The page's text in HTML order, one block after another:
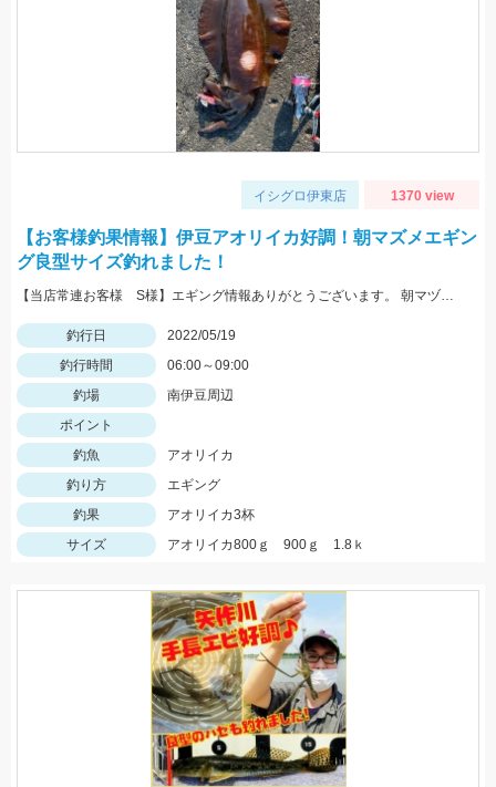
イシグロ伊東店 1370 view
【お客様釣果情報】伊豆アオリイカ好調！朝マズメエギン
グ良型サイズ釣れました！
【当店常連お客様 S様】エギング情報ありがとうございます。 朝マヅメの時間帯３杯立て続けに、1.8㌔・800ｇ・900ｇが釣れました！ 1.8㌔のヒットエギは【エギ王Ｋ3.5号 黒潮ＳＰ マッスルファイト】
釣行日
2022/05/19
釣行時間
06:00～09:00
釣場
南伊豆周辺
ポイント
釣魚
アオリイカ
釣り方
エギング
釣果
アオリイカ3杯
サイズ
アオリイカ800ｇ 900ｇ 1.8ｋ